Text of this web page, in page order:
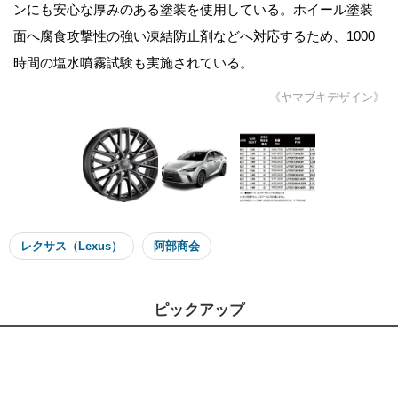
ンにも安心な厚みのある塗装を使用している。ホイール塗装
面へ腐食攻撃性の強い凍結防止剤などへ対応するため、1000
時間の塩水噴霧試験も実施されている。
《ヤマブキデザイン》
レクサス（Lexus） 阿部商会
ピックアップ